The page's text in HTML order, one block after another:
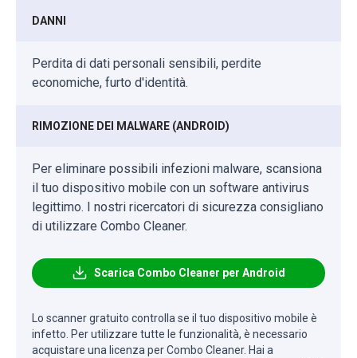
DANNI
Perdita di dati personali sensibili, perdite
economiche, furto d'identità.
RIMOZIONE DEI MALWARE (ANDROID)
Per eliminare possibili infezioni malware, scansiona
il tuo dispositivo mobile con un software antivirus
legittimo. I nostri ricercatori di sicurezza consigliano
di utilizzare Combo Cleaner.
Scarica Combo Cleaner per Android
Lo scanner gratuito controlla se il tuo dispositivo mobile è
infetto. Per utilizzare tutte le funzionalità, è necessario
acquistare una licenza per Combo Cleaner. Hai a